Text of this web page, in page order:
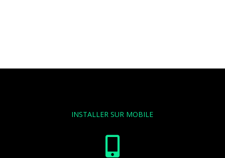
INSTALLER SUR MOBILE
